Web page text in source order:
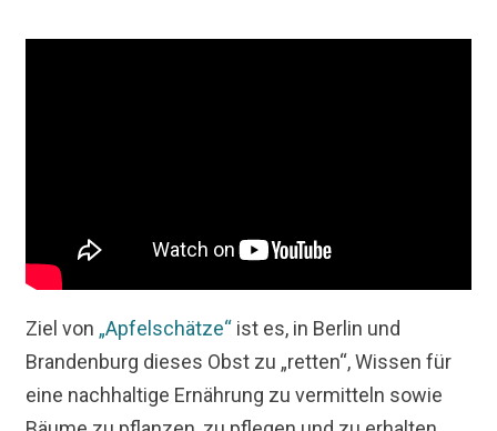
Ziel von „Apfelschätze“ist es, in Berlin und
Brandenburg dieses Obst zu „retten“, Wissen für
eine nachhaltige Ernährung zu vermitteln sowie